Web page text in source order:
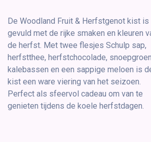
De Woodland Fruit & Herfstgenot kist is
gevuld met de rijke smaken en kleuren
de herfst. Met twee flesjes Schulp sap,
herfstthee, herfstchocolade,
kalebassen en een sappige meloen is
kist een ware viering van het seizoen.
Perfect als sfeervol cadeau om van te
genieten tijdens de koele herfstdagen.